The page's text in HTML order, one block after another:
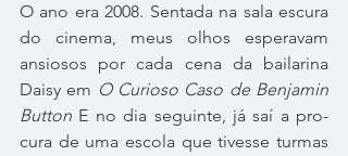
O ano era 2008. Sentada na sala escura
do cinema, meus olhos espe­ra­vam
ansi­o­sos por cada cena da bai­la­rina
Daisy em O Curioso Caso de Benjamin
Button E no dia seguinte, já saí a pro­
cura de uma escola que tivesse tur­mas